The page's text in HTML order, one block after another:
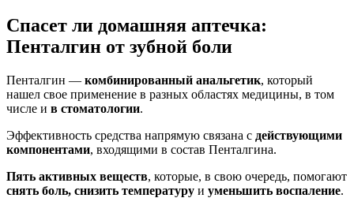
Спасет ли домашняя аптечка:
Пенталгин от зубной боли
Пенталгин — комбинированный анальгетик, который
нашел свое применение в разных областях медицины, в том
числе и в стоматологии.
Эффективность средства напрямую связана с действующими
компонентами, входящими в состав Пенталгина.
Пять активных веществ, которые, в свою очередь, помогают
снять боль, снизить температуру и уменьшить воспаление.